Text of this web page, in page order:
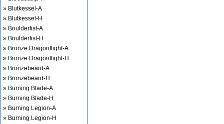
» Blutkessel-A
» Blutkessel-H
» Boulderfist-A
» Boulderfist-H
» Bronze Dragonflight-A
» Bronze Dragonflight-H
» Bronzebeard-A
» Bronzebeard-H
» Burning Blade-A
» Burning Blade-H
» Burning Legion-A
» Burning Legion-H